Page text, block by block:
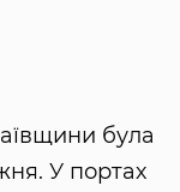
була
У портах